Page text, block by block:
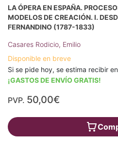
LA ÓPERA EN ESPAÑA.
MODELOS DE CREACIÓN. I.
FERNANDINO (1787-1833)
Casares Rodicio, Emilio
Disponible en breve
Si se pide hoy, se estima recibir
¡GASTOS DE ENVÍO GRATIS!
PVP. 50,00€